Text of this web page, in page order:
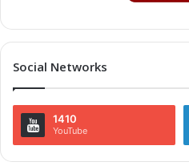
Social Networks
1410
YouTube